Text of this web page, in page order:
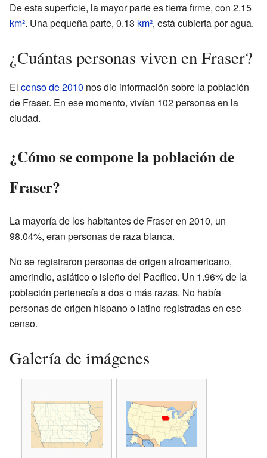
De esta superficie, la mayor parte es tierra firme, con 2.15
km². Una pequeña parte, 0.13 km², está cubierta por agua.
¿Cuántas personas viven en Fraser?
El censo de 2010 nos dio información sobre la población
de Fraser. En ese momento, vivían 102 personas en la
ciudad.
¿Cómo se compone la población de
Fraser?
La mayoría de los habitantes de Fraser en 2010, un
98.04%, eran personas de raza blanca.
No se registraron personas de origen afroamericano,
amerindio, asiático o isleño del Pacífico. Un 1.96% de la
población pertenecía a dos o más razas. No había
personas de origen hispano o latino registradas en ese
censo.
Galería de imágenes